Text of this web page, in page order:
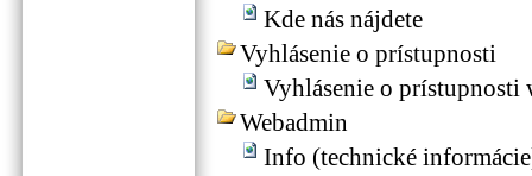
Kde nás nájdete
Vyhlásenie o prístupnosti
Vyhlásenie o prístupnosti
Webadmin
Info (technické